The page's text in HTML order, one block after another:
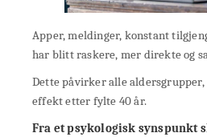
Apper, meldinger, konstant
har blitt raskere, mer direkte og
Dette påvirker alle aldersgrupper,
effekt etter fylte 40 år.
Fra et psykologisk synspunkt